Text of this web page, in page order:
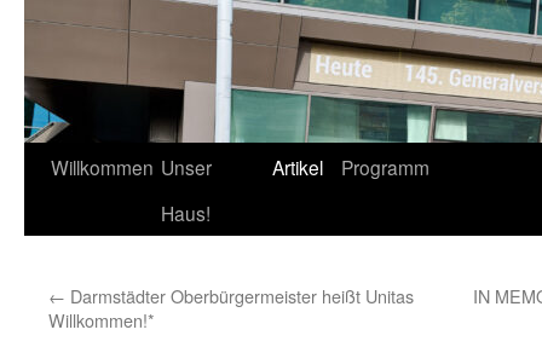
Willkommen Unser
Haus!
Artikel Programm
← Darmstädter Oberbürgermeister heißt Unitas
Willkommen!*
IN